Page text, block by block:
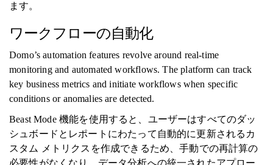
ます。
ワークフローの自動化
Domo’s automation features revolve around real-time
monitoring and automated workflows. The platform can track
key business metrics and initiate workflows when specific
conditions or anomalies are detected.
Beast Mode 機能を使用すると、ユーザーはすべてのダッ
シュボードとレポートにわたって自動的に更新されるカ
スタム メトリクスを作成できるため、手動での再計算の
必要性がなくなり、データ分析への統一されたアプロー